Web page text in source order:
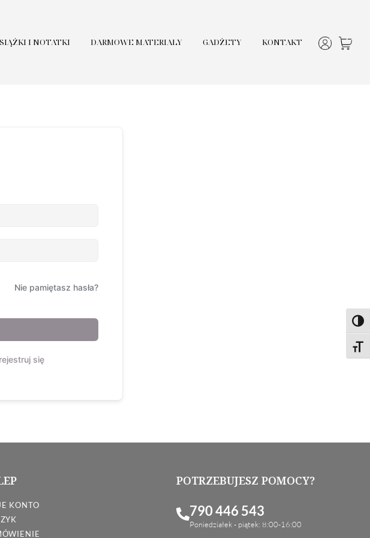
I NOTATKI DARMOWE MATERIAŁY GADŻETY KONTAKT
Nie pamiętasz hasła?
się
KONTO
POTRZEBUJESZ POMOCY?
790 446 543
Poniedziałek - piątek: 8:00-16:00